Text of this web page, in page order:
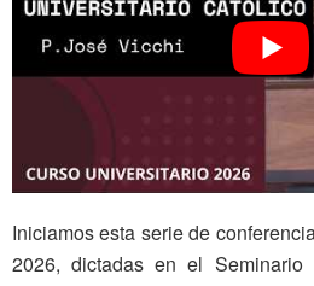
Iniciamos esta serie de
2026, dictadas en el Seminario